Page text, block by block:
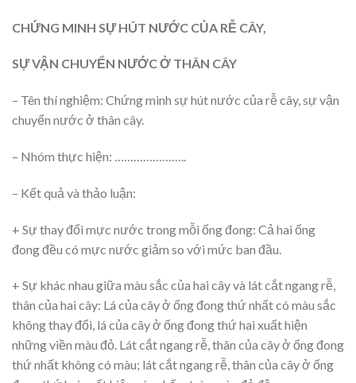
CHỨNG MINH SỰ HÚT NƯỚC CỦA RỄ CÂY,
SỰ VẬN CHUYỂN NƯỚC Ở THÂN CÂY
– Tên thí nghiệm: Chứng minh sự hút nước của rễ cây, sự vận
chuyển nước ở thân cây.
– Nhóm thực hiện: …………………..
– Kết quả và thảo luận:
+ Sự thay đổi mực nước trong mỗi ống đong: Cả hai ống
đong đều có mực nước giảm so với mức ban đầu.
+ Sự khác nhau giữa màu sắc của hai cây và lát cắt ngang rễ,
thân của hai cây: Lá của cây ở ống đong thứ nhất có màu sắc
không thay đổi, lá của cây ở ống đong thứ hai xuất hiện
những viền màu đỏ. Lát cắt ngang rễ, thân của cây ở ống đong
thứ nhất không có màu; lát cắt ngang rễ, thân của cây ở ống